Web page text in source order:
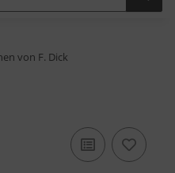
von F. Dick